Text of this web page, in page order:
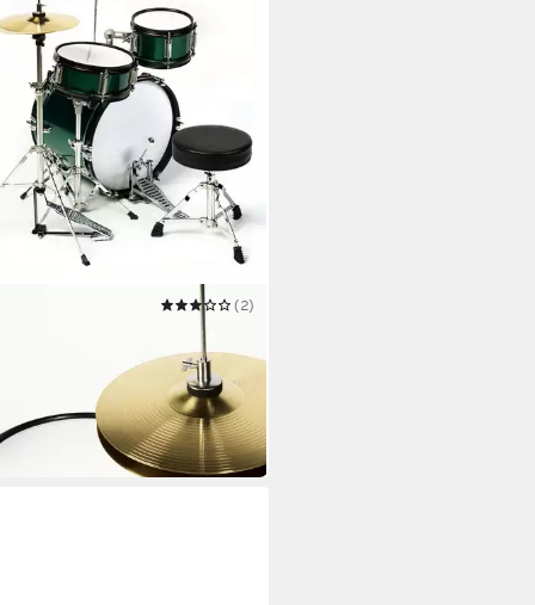
(2)
€
Werktagen bei dir